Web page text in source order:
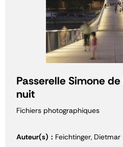
Passerelle Simone
nuit
Fichiers photographiques
Auteur(s)
Feichtinger,